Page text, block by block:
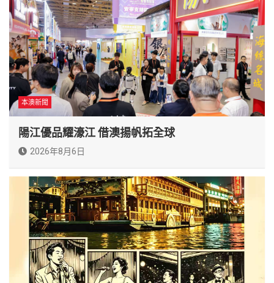
本澳新聞
陽江優品耀濠江 借澳揚帆拓全球
2026年8月6日